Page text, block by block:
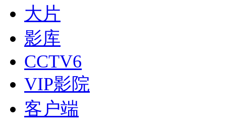
大片
影库
CCTV6
VIP影院
客户端